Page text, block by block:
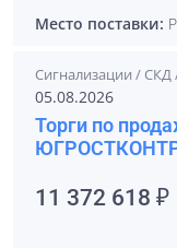
Место поставки:
Сигнализации /
05.08.2026
Торги по
11 372 618 ₽